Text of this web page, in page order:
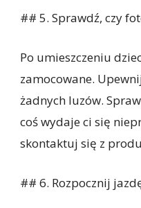
## 5. Sprawdź, czy
Po umieszczeniu
zamocowane.
żadnych luzów.
coś wydaje ci się
skontaktuj się z
## 6. Rozpocznij